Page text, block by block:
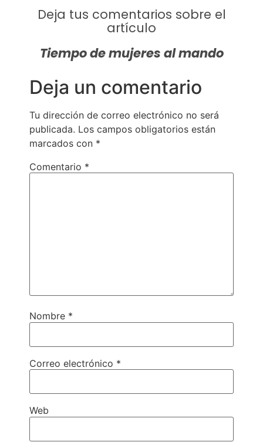
Deja tus comentarios sobre el
artículo
Tiempo de mujeres al mando
Deja un comentario
Tu dirección de correo electrónico no será
publicada. Los campos obligatorios están
marcados con *
Comentario *
Nombre *
Correo electrónico *
Web